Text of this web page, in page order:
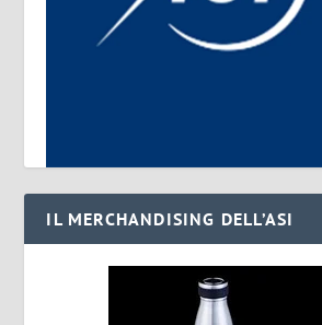
IL MERCHANDISING DELL’ASI